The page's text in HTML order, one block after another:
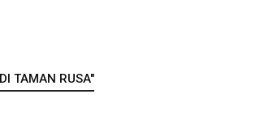
TAMAN RUSA"